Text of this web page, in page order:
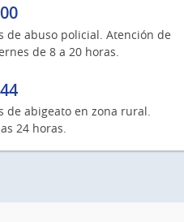
de abuso policial. Atención de
de 8 a 20 horas.
de abigeato en zona rural.
24 horas.